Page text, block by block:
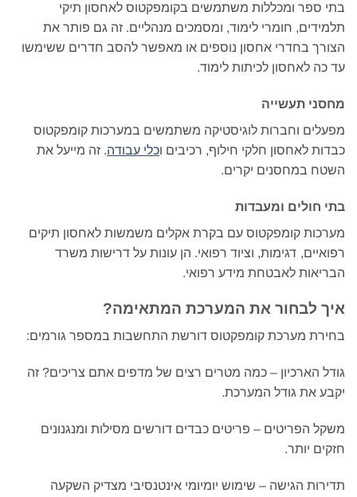
בתי ספר ומכללות משתמשים בקומפקטוס לאחסון תיקי
תלמידים, חומרי לימוד, ומסמכים מנהליים. זה גם פותר את
הצורך בחדרי אחסון נוספים או מאפשר להסב חדרים ששימשו
עד כה לאחסון לכיתות לימוד.
מחסני תעשייה
מפעלים וחברות לוגיסטיקה משתמשים במערכות קומפקטוס
כבדות לאחסון חלקי חילוף, רכיבים וכלי עבודה. זה מייעל את
השטח במחסנים יקרים.
בתי חולים ומעבדות
מערכות קומפקטוס עם בקרת אקלים משמשות לאחסון תיקים
רפואיים, דגימות, וציוד רפואי. הן עונות על דרישות משרד
הבריאות לאבטחת מידע רפואי.
איך לבחור את המערכת המתאימה?
בחירת מערכת קומפקטוס דורשת התחשבות במספר גורמים:
גודל הארכיון – כמה מטרים רצים של מדפים אתם צריכים? זה
יקבע את גודל המערכת.
משקל הפריטים – פריטים כבדים דורשים מסילות ומנגנונים
חזקים יותר.
תדירות הגישה – שימוש יומיומי אינטנסיבי מצדיק השקעה